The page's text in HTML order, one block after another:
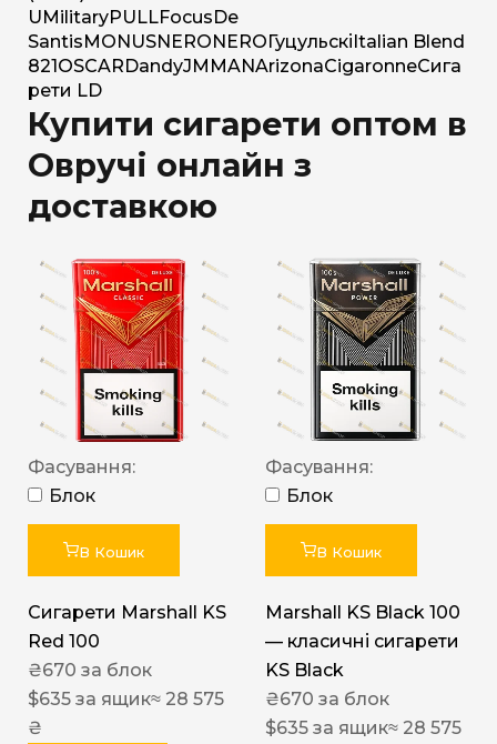
U MilitaryPULLFocus De
Santis MONUSNERO NERO Гуцульскі Italian Blend
821 OSCAR DandyJM MANArizonaCigaronneСига
рети LD
Купити сигарети оптом в
Овручі онлайн з
доставкою
Фасування:
Блок
В Кошик
Сигарети Marshall KS
Red 100
₴670 за блок
$635 за ящик≈ 28 575
₴
Фасування:
Блок
В Кошик
Marshall KS Black 100
— класичні сигарети
KS Black
₴670 за блок
$635 за ящик≈ 28 575